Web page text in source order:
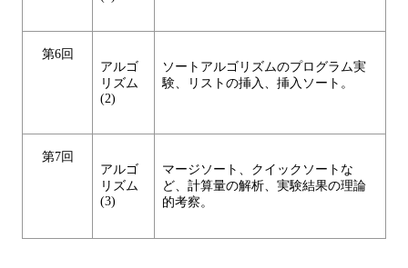
第6回
アルゴ
リズム
(2)
ソートアルゴリズムのプログラム実
験、リストの挿入、挿入ソート。
第7回
アルゴ
リズム
(3)
マージソート、クイックソートな
ど、計算量の解析、実験結果の理論
的考察。